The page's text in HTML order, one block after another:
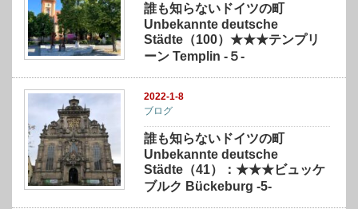
誰も知らないドイツの町
Unbekannte deutsche
Städte（100）★★★テンプリ
ーン Templin -５-
2022-1-8
ブログ
誰も知らないドイツの町
Unbekannte deutsche
Städte（41）：★★★ビュッケ
ブルク Bückeburg -5-